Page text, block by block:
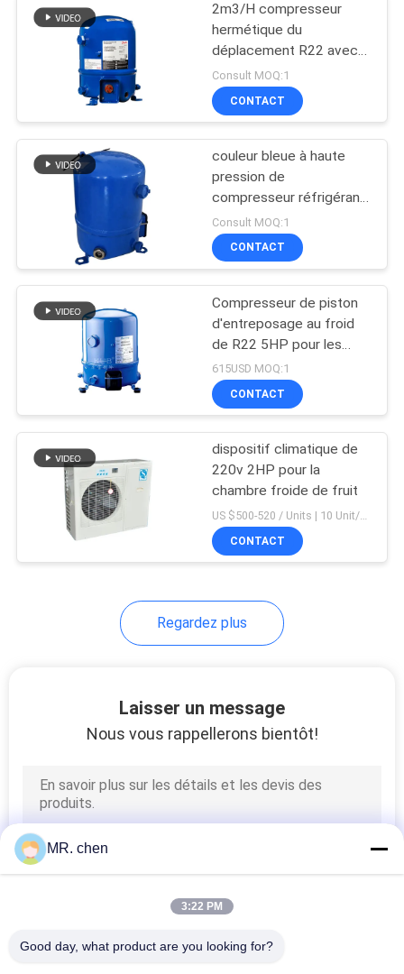
POLITIQUE
CONFIDENTIALITÉ
Vaporisateurs de
pièce fraîche
D dactylographient
le vaporisateur
échangeur de
chaleur à plaques
Portes
froid
Compresseur
d'entreposage au
2m3/H compresseur
hermétique du
déplacement R22 avec 4
cylindres
Consult MOQ:1
CONTACT
couleur bleue à haute
pression de
compresseur réfrigérant
de climatiseur de 50hz
R22
Consult MOQ:1
CONTACT
Compresseur de piston
d'entreposage au froid
de R22 5HP pour les
unités de condensation
de congélateur
615USD MOQ:1
CONTACT
dispositif climatique de
220v 2HP pour la
chambre froide de fruit
US $500-520 / Units | 10 Unit/Units (Min. Order) MOQ:1 unité/unité
CONTACT
Regardez plus
Laisser un message
Nous vous rappellerons bientôt!
MR. chen
3:22 PM
Good day, what product are you looking for?